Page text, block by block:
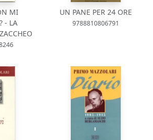
MI
- LA
UN PANE PER 24 ORE
9788810806791